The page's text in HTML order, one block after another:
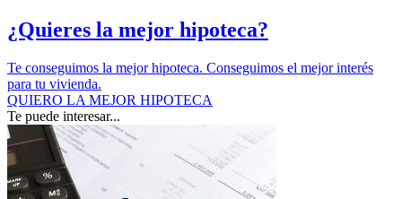
¿Quieres la mejor hipoteca?
Te conseguimos la mejor hipoteca. Conseguimos el mejor interés
para tu vivienda.
QUIERO LA MEJOR HIPOTECA
Te puede interesar...